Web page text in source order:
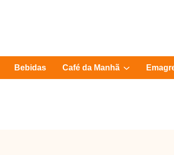
Bebidas Café da Manhã Show